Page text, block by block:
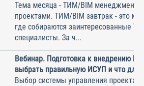
Тема месяца - ТИМ/BIM менеджмент и
проектами. ТИМ/BIM завтрак - это
где собираются заинтересованные
специалисты. За ч...
Вебинар. Подготовка к внедрению
выбрать правильную ИСУП и что для
Выбор системы управления